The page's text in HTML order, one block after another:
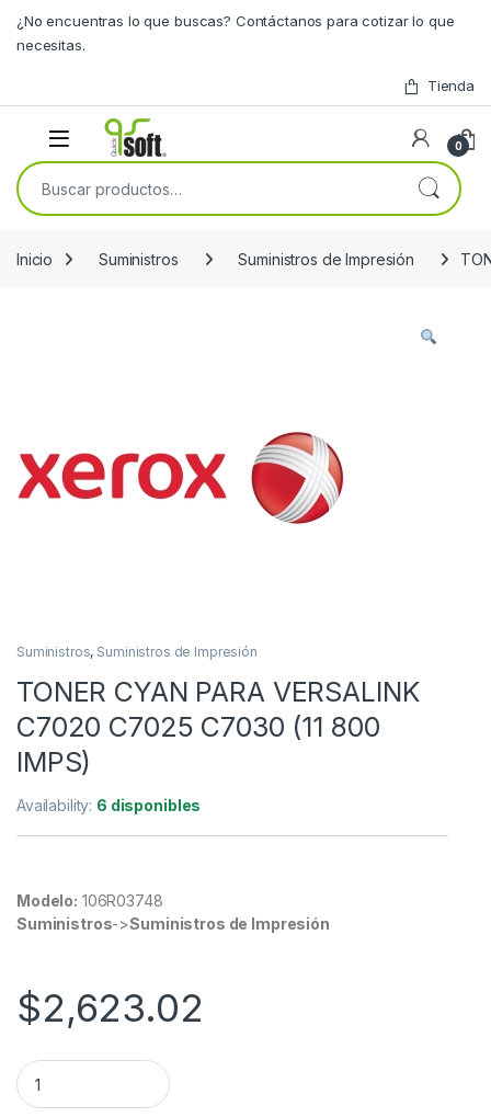
¿No encuentras lo que buscas? Contáctanos para cotizar lo que
necesitas.
Tienda
0
Buscar por:
Inicio Suministros Suministros de Impresión
Suministros, Suministros de Impresión
TONER CYAN PARA VERSALINK
C7020 C7025 C7030 (11 800
IMPS)
Availability: 6 disponibles
Modelo: 106R03748
Suministros->Suministros de Impresión
$2,623.02
TONER CYAN PARA VERSALINK C7020 C7025 C7030 (11